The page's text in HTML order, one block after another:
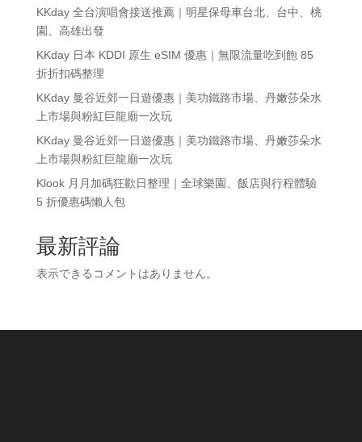
KKday 全台演唱會接送推薦｜明星保母車台北、台中、桃
園、高雄出發
KKday 日本 KDDI 原生 eSIM 優惠｜無限流量吃到飽 85
折折扣碼整理
KKday 曼谷近郊一日遊優惠｜美功鐵路市場、丹嫩莎朵水
上市場與粉紅巨龍廟一次玩
KKday 曼谷近郊一日遊優惠｜美功鐵路市場、丹嫩莎朵水
上市場與粉紅巨龍廟一次玩
Klook 月月加碼狂歡日整理｜全球樂園、飯店與行程體驗
5 折優惠碼懶人包
最新評論
表示できるコメントはありません。